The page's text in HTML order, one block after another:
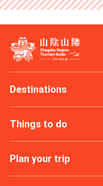
Destinations
Things to do
Plan your trip